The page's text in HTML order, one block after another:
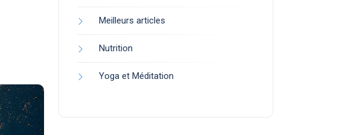
Meilleurs articles
Nutrition
Yoga et Méditation